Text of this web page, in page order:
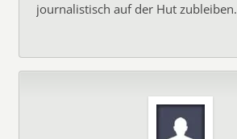
journalistisch auf der Hut zubleiben.